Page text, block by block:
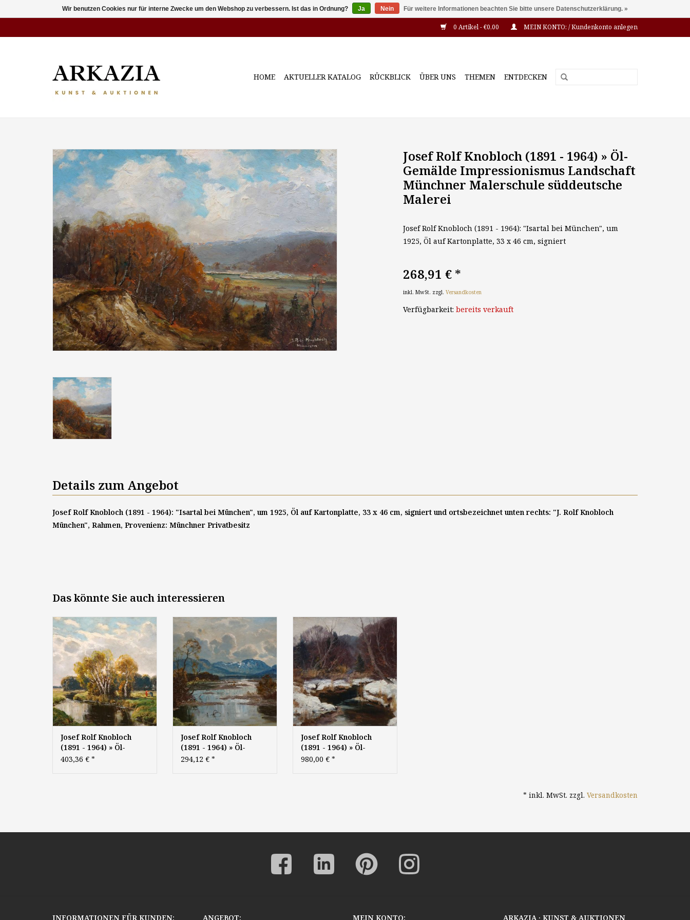
0 Artikel - €0,00 MEIN KONTO: / Kundenkonto anlegen
HOME AKTUELLER KATALOG RÜCKBLICK ÜBER UNS THEMEN ENTDECKEN
Josef Rolf Knobloch (1891 - 1964) » Öl-
Gemälde Impressionismus Landschaft
Münchner Malerschule süddeutsche
Malerei
Josef Rolf Knobloch (1891 - 1964): "Isartal bei München", um
1925, Öl auf Kartonplatte, 33 x 46 cm, signiert
268,91 € *
inkl. MwSt. zzgl. Versandkosten
Verfügbarkeit: bereits verkauft
Details zum Angebot
Josef Rolf Knobloch (1891 - 1964): "Isartal bei München", um 1925, Öl auf Kartonplatte, 33 x 46 cm, signiert und ortsbezeichnet unten rechts: "J. Rolf Knobloch
München", Rahmen, Provenienz: Münchner Privatbesitz
Das könnte Sie auch interessieren
Josef Rolf Knobloch (1891 -
1964): "Bäuerinnen im
Dachauer Moos", um 1925, Öl
auf Kartonplatte, 50 x 60 cm,
signiert
Josef Rolf Knobloch
(1891 - 1964) » Öl-
Gemälde
403,36 € *
Josef Rolf Knobloch (1891 -
1964): "Flussauen im
bayerischen Oberland", um
1925, Öl auf Holz, 50 x 60 cm,
signiert
Josef Rolf Knobloch
(1891 - 1964) » Öl-
Gemälde
294,12 € *
Josef Rolf Knobloch (1891-
1964): "Winterliche
Waldlandschaft mit Bachlauf",
um 1920, Öl auf Kartonplatte,
ca. 50 x 60 cm, signiert
Josef Rolf Knobloch
(1891 - 1964) » Öl-
Gemälde Winter Wald
980,00 € *
* inkl. MwSt. zzgl. Versandkosten
INFORMATIONEN FÜR KUNDEN: ANGEBOT: MEIN KONTO: ARKAZIA · KUNST & AUKTIONEN
Wir benutzen Cookies nur für interne Zwecke um den Webshop zu verbessern. Ist das in Ordnung? Ja Nein Für weitere Informationen beachten Sie bitte unsere Datenschutzerklärung. »